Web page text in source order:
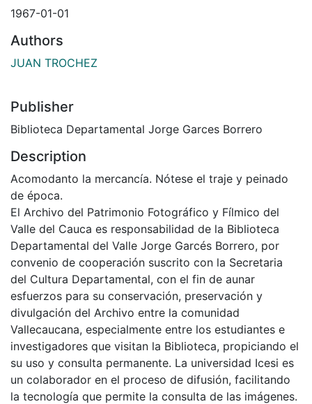
1967-01-01
Authors
JUAN TROCHEZ
Publisher
Biblioteca Departamental Jorge Garces Borrero
Description
Acomodanto la mercancía. Nótese el traje y peinado
de época.
El Archivo del Patrimonio Fotográfico y Fílmico del
Valle del Cauca es responsabilidad de la Biblioteca
Departamental del Valle Jorge Garcés Borrero, por
convenio de cooperación suscrito con la Secretaria
del Cultura Departamental, con el fin de aunar
esfuerzos para su conservación, preservación y
divulgación del Archivo entre la comunidad
Vallecaucana, especialmente entre los estudiantes e
investigadores que visitan la Biblioteca, propiciando el
su uso y consulta permanente. La universidad Icesi es
un colaborador en el proceso de difusión, facilitando
la tecnología que permite la consulta de las imágenes.